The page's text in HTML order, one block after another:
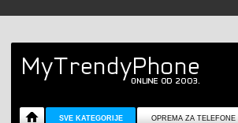
SVE KATEGORIJE OPREMA ZA TELEFONE